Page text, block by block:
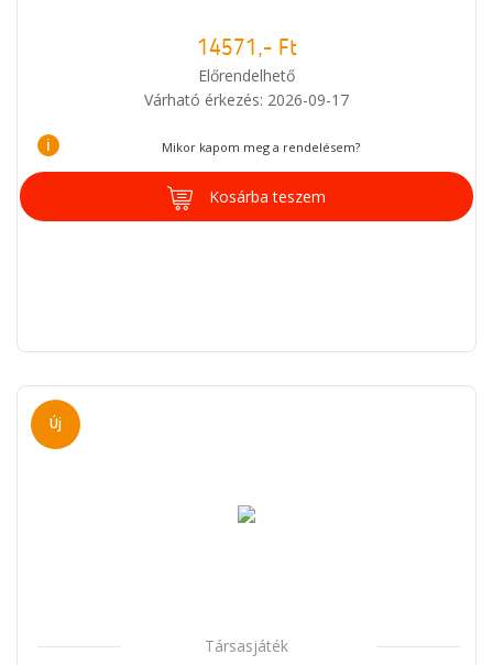
14571,- Ft
Előrendelhető
Várható érkezés: 2026-09-17
i Mikor kapom meg a rendelésem?
Kosárba teszem
Új
Társasjáték